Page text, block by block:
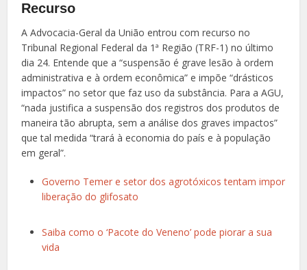
Recurso
A Advocacia-Geral da União entrou com recurso no
Tribunal Regional Federal da 1ª Região (TRF-1) no último
dia 24. Entende que a “suspensão é grave lesão à ordem
administrativa e à ordem econômica” e impõe “drásticos
impactos” no setor que faz uso da substância. Para a AGU,
“nada justifica a suspensão dos registros dos produtos de
maneira tão abrupta, sem a análise dos graves impactos”
que tal medida “trará à economia do país e à população
em geral”.
Governo Temer e setor dos agrotóxicos tentam impor
liberação do glifosato
Saiba como o ‘Pacote do Veneno’ pode piorar a sua
vida